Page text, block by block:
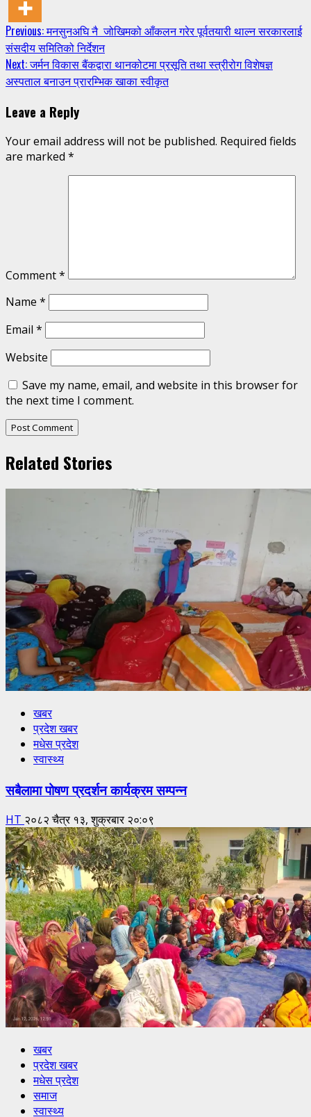
Continue
Reading
Previous:मनसुनअघि नै जोखिमको आँकलन गरेर पूर्वतयारी थाल्न सरकारलाई
संसदीय समितिको निर्देशन
Next:जर्मन विकास बैंकद्वारा थानकोटमा प्रसूति तथा स्त्रीरोग विशेषज्ञ
अस्पताल बनाउन प्रारम्भिक खाका स्वीकृत
Leave a Reply
Your email address will not be published. Required fields
are marked *
Comment*
Name *
Email *
Website
Save my name, email, and website in this browser for
the next time I comment.
Related Stories
खबर
प्रदेश खबर
मधेस प्रदेश
स्वास्थ्य
सबैलामा पोषण प्रदर्शन कार्यक्रम सम्पन्न
HT २०८२ चैत्र १३, शुक्रबार २०:०९
खबर
प्रदेश खबर
मधेस प्रदेश
समाज
स्वास्थ्य